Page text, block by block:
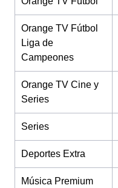
Orange TV Fútbol
Liga de
Campeones
Orange TV Cine y
Series
Series
Deportes Extra
Música Premium